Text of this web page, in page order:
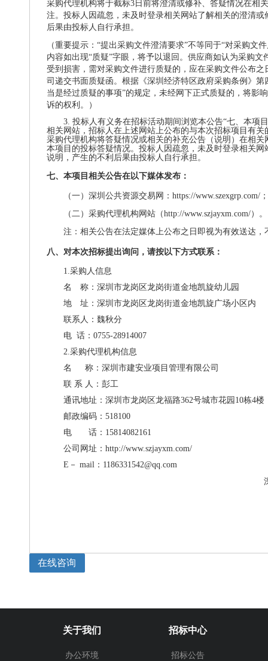
采购代理机构将于截标3日前将澄清或修补、答疑情况在相
注。投标人因疏忽，未及时登录相关网站了解相关的澄清
后果由投标人自行承担。
（重要提示： “提出采购文件澄清要求”不等同于“对采购文
内容如出现“质疑”字眼，将予以退回。供应商如认为采购
受到损害，需对采购文件进行质疑的，应在采购文件公布
司递交书面质疑函。根据《深圳经济特区政府采购条例》第
当是经过质疑的事项”的规定，未经网下正式质疑的，将影
诉的权利。）
3. 投标人有义务在招标活动期间浏览本公告“七、本项
相关网站，招标人在上述网站上公布的与本次招标项目有
采购代理机构将答疑情况或相关的补充公告（说明）在相
本项目的投标答疑情况。投标人因疏忽，未及时登录相关
说明，产生的不利后果由投标人自行承担。
七、本项目相关公告在以下媒体发布：
（一）深圳公共资源交易网： https://www.szexgrp.com/；
（二）采购代理机构网站（http://www.szjayxm.com/）。
注：相关公告在法定媒体上公布之日即视为有效送达，
八、对本次招标提出询问，请按以下方式联系：
1.采购人信息
名 称：深圳市龙岗区龙岗街道金地凯旋幼儿园
地 址： 深圳市龙岗区龙岗街道金地凯旋广场小区内
联系人：魏秋分
电 话： 0755-28914007
2.采购代理机构信息
名
称：深圳市建安业项目管理有限公司
联 系 人：彭工
通讯地址：深圳市龙岗区龙福路362号城市花园10栋4楼
邮政编码： 518100
电 话： 15814082161
公司网址： http://www.szjayxm.com/
E－ mail： 1186331542@qq.com
在线咨询
关于我们
办公环境
招标中心
招标公告